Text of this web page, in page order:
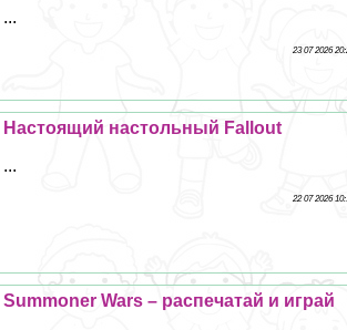
...
23 07 2026
Настоящий настольный Fallout
...
22 07 2026
Summoner Wars – распечатай и играй